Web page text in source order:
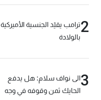
2ترامب يقيّد الجنسية الأميركية
بالولادة
3الى نواف سلام: هل يدفع
الحايك ثمن وقوفه في وجه